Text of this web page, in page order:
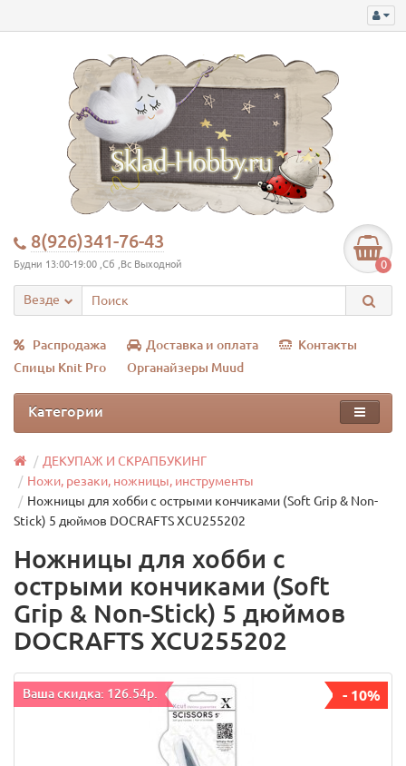
8(926)341-76-43
Будни 13:00-19:00 ,Сб ,Вс Выходной 0
Везде
Распродажа Доставка и оплата
Контакты
Спицы Knit Pro
Органайзеры Muud
Категории
ДЕКУПАЖ И СКРАПБУКИНГ
Ножи, резаки, ножницы, инструменты
Ножницы для хобби с острыми кончиками (Soft Grip & Non-
Stick) 5 дюймов DOCRAFTS XCU255202
Ножницы для хобби с
острыми кончиками (Soft
Grip & Non-Stick) 5 дюймов
DOCRAFTS XCU255202
Ваша скидка: 126.54р. - 10%